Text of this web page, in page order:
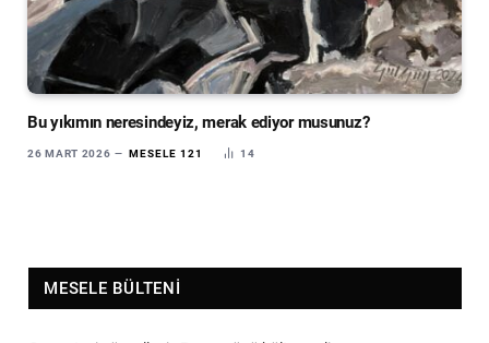
Bu yıkımın neresindeyiz, merak ediyor musunuz?
26 MART 2026 MESELE 121 14
MESELE BÜLTENI